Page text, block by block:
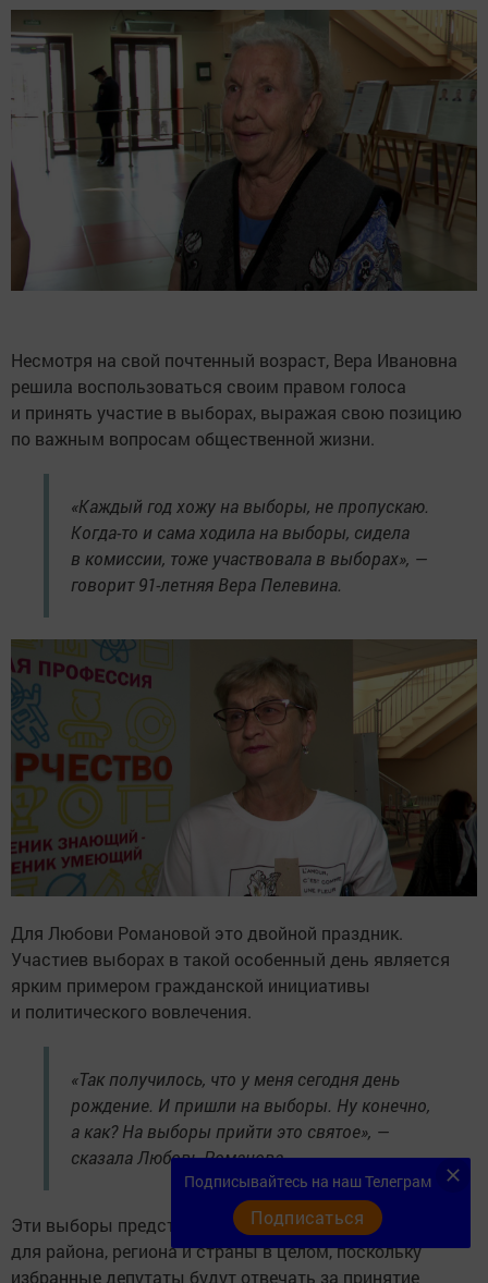
Несмотря на свой почтенный возраст, Вера Ивановна
решила воспользоваться своим правом голоса
и принять участие в выборах, выражая свою позицию
по важным вопросам общественной жизни.
«Каждый год хожу на выборы, не пропускаю.
Когда-то и сама ходила на выборы, сидела
в комиссии, тоже участвовала в выборах», —
говорит 91-летняя Вера Пелевина.
Для Любови Романовой это двойной праздник.
Участиев выборах в такой особенный день является
ярким примером гражданской инициативы
и политического вовлечения.
«Так получилось, что у меня сегодня день
рождение. И пришли на выборы. Ну конечно,
а как? На выборы прийти это святое», —
сказала Любовь Романова.
Эти выборы представляют собой значимый момент
для района, региона и страны в целом, поскольку
избранные депутаты будут отвечать за принятие
Подписывайтесь на наш Телеграм
Подписаться